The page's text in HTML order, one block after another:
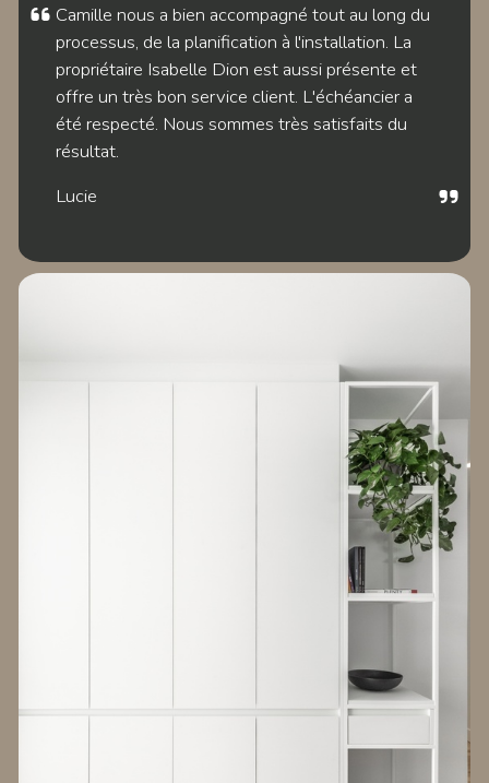
Camille nous a bien accompagné tout au long du
processus, de la planification à l'installation. La
propriétaire Isabelle Dion est aussi présente et
offre un très bon service client. L'échéancier a
été respecté. Nous sommes très satisfaits du
résultat.
Lucie